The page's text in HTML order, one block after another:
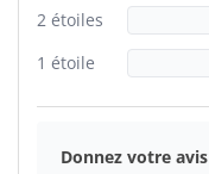
2 étoiles
1 étoile
Donnez votre avis